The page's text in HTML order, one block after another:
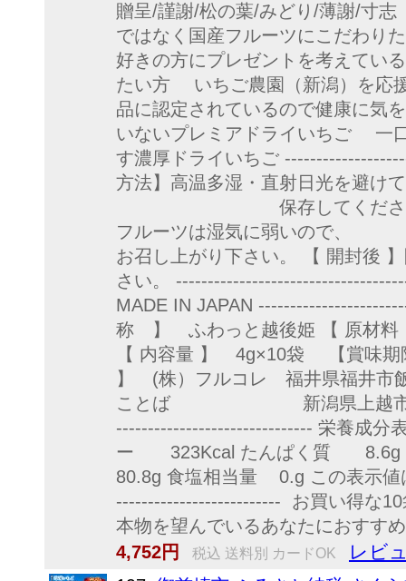
贈呈/謹謝/松の葉/みどり/薄謝/寸
ではなく国産フルーツにこだわ
好きの方にプレゼントを考えて
たい方 いちご農園（新潟）を応
品に認定されているので健康に
いないプレミアドライいちご 一
す濃厚ドライいちご
方法】高温多湿・直射日光を避け
保存してくだ
フルーツは湿気に弱い
お召し上がり下さい。 【 開封後
さい。
MADE IN JAPAN
称 】 ふわっと越後姫 【 原材
【 内容量 】 4g×10袋 【賞味期
】 (株）フルコレ 福井県福井市
ことば 新潟県上越市大潟
------------------------------- 栄養成分
ー 323Kcal たんぱく質
80.8g 食塩相当量 0.g この表示
-------------------------- お買い得な
本物を望んでいるあなたにおすす
4,752円
税込 送料別 カードOK レビ